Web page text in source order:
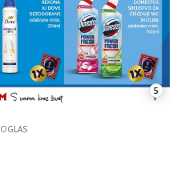
5
OGLAS